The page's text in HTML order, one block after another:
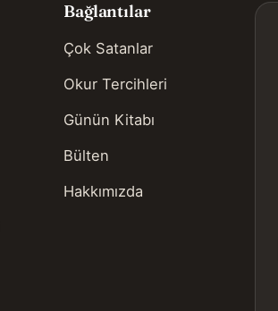
Bağlantılar
Çok Satanlar
Okur Tercihleri
Günün Kitabı
Bülten
Hakkımızda